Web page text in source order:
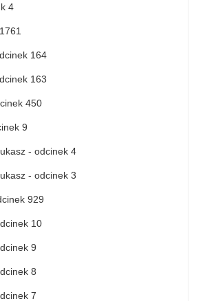
4
164
163
450
9
- odcinek 4
- odcinek 3
929
10
9
8
7